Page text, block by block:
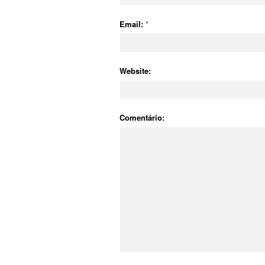
Email: *
Website:
Comentário: